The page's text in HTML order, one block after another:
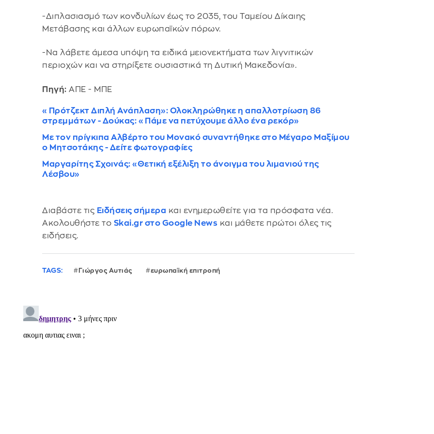
-Διπλασιασμό των κονδυλίων έως το 2035, του Ταμείου Δίκαιης
Μετάβασης και άλλων ευρωπαϊκών πόρων.
-Να λάβετε άμεσα υπόψη τα ειδικά μειονεκτήματα των λιγνιτικών
περιοχών και να στηρίξετε ουσιαστικά τη Δυτική Μακεδονία».
Πηγή: ΑΠΕ - ΜΠΕ
«Πρότζεκτ Διπλή Ανάπλαση»: Ολοκληρώθηκε η απαλλοτρίωση 86
στρεμμάτων - Δούκας: «Πάμε να πετύχουμε άλλο ένα ρεκόρ»
Με τον πρίγκιπα Αλβέρτο του Μονακό συναντήθηκε στο Μέγαρο Μαξίμου
ο Μητσοτάκης - Δείτε φωτογραφίες
Μαργαρίτης Σχοινάς: «Θετική εξέλιξη το άνοιγμα του λιμανιού της
Λέσβου»
Διαβάστε τις Ειδήσεις σήμερα και ενημερωθείτε για τα πρόσφατα νέα.
Ακολουθήστε το Skai.gr στο Google News και μάθετε πρώτοι όλες τις
ειδήσεις.
TAGS: Γιώργος Αυτιάς ευρωπαϊκή επιτροπή